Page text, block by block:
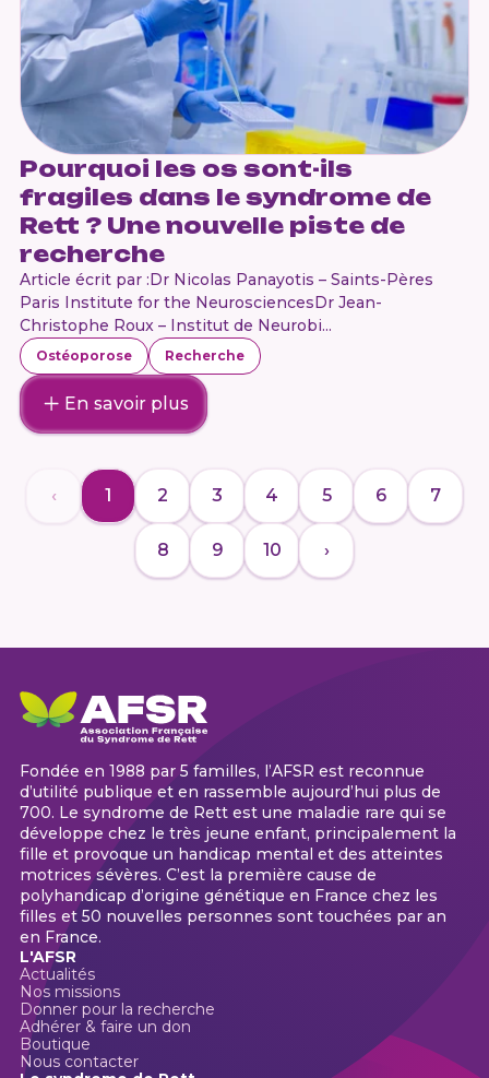
Pourquoi les os sont-ils
fragiles dans le syndrome de
Rett ? Une nouvelle piste de
recherche
Article écrit par :Dr Nicolas Panayotis – Saints-Pères
Paris Institute for the NeurosciencesDr Jean-
Christophe Roux – Institut de Neurobi...
Ostéoporose Recherche
En savoir plus
‹ 1 2 3 4 5 6 7
8 9 10 ›
Fondée en 1988 par 5 familles, l’AFSR est reconnue
d’utilité publique et en rassemble aujourd’hui plus de
700. Le syndrome de Rett est une maladie rare qui se
développe chez le très jeune enfant, principalement la
fille et provoque un handicap mental et des atteintes
motrices sévères. C’est la première cause de
polyhandicap d’origine génétique en France chez les
filles et 50 nouvelles personnes sont touchées par an
en France.
L'AFSR
Actualités
Nos missions
Donner pour la recherche
Adhérer & faire un don
Boutique
Nous contacter